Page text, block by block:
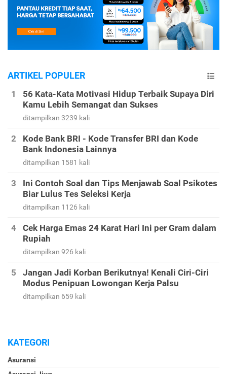
ARTIKEL POPULER
56 Kata-Kata Motivasi Hidup Terbaik Supaya Diri
Kamu Lebih Semangat dan Sukses
ditampilkan 3239 kali
Kode Bank BRI - Kode Transfer BRI dan Kode
Bank Indonesia Lainnya
ditampilkan 1581 kali
Ini Contoh Soal dan Tips Menjawab Soal Psikotes
Biar Lulus Tes Seleksi Kerja
ditampilkan 1126 kali
Cek Harga Emas 24 Karat Hari Ini per Gram dalam
Rupiah
ditampilkan 926 kali
Jangan Jadi Korban Berikutnya! Kenali Ciri-Ciri
Modus Penipuan Lowongan Kerja Palsu
ditampilkan 659 kali
KATEGORI
Asuransi